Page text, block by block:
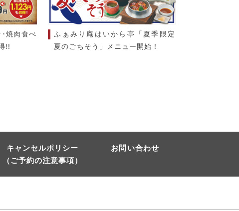
焼肉食べ
!!
ふぁみり庵はいから亭「夏季限定
夏のごちそう」メニュー開始！
キャンセルポリシー
（ご予約の注意事項）
お問い合わせ